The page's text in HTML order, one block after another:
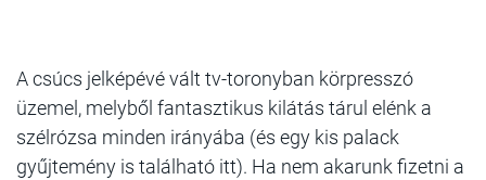
A csúcs jelképévé vált tv-toronyban körpresszó
üzemel, melyből fantasztikus kilátás tárul elénk a
szélrózsa minden irányába (és egy kis palack
gyűjtemény is található itt). Ha nem akarunk fizetni a